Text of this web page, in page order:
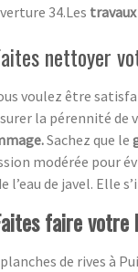
34.Les
nettoyer
voulez être
la pérennité de
Sachez que le
modérée pour
l’eau de javel. Elle
faire votre
de rives à